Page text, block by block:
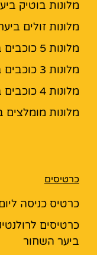
מלונות בוטיק
מלונות זולים
מלונות 5 כוכבים ביער השחור
מלונות 3 כוכבים ביער השחור
מלונות 4 כוכבים ביער השחור
מלונות
כרטיסים
כרטיס כניסה
ביער השחור